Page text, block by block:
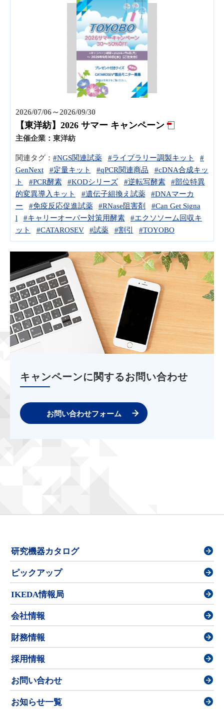
2026/07/06～2026/09/30
【東洋紡】2026 サマー キャンペーン
主催企業： 東洋紡
関連タグ： #NGS関連試薬 #ライブラリー調製キット
#
GenNext
#定量キット #qPCR関連商品
#cDNA合成キッ
ト
#PCR酵素 #KODシリーズ #逆転写酵素
#部位特異
的変異導入キット
#遺伝子組換え試薬
#DNAマーカ
ー
#免疫反応促進試薬 #RNase阻害剤
#Can Get Signa
l
#キャリーオーバー対策用酵素
#エクソソーム回収キ
ット
#CATAROSEV #試薬 #割引 #TOYOBO
キャンペーンに関するお問い合わせ
お問い合わせフォーム
研究機器カタログ
ピックアップ
IKEDA情報局
会社情報
財務情報
採用情報
お問い合わせ
お知らせ一覧